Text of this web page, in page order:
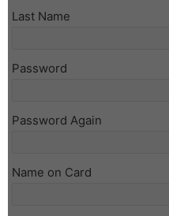
Last Name
Password
Password Again
Name on Card